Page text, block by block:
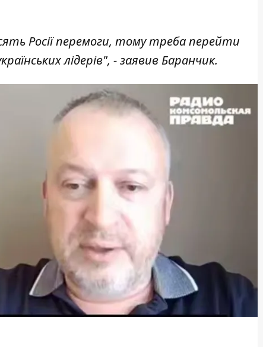
Росії перемоги, тому треба перейти
лідерів", - заявив Баранчик.